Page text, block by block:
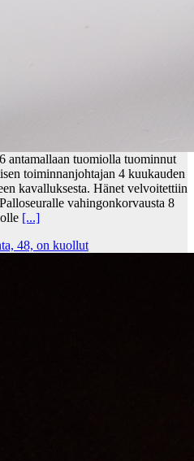
antamallaan tuomiolla tuominnut
toiminnanjohtajan 4 kuukauden
kavalluksesta. Hänet velvoitettiin
vahingonkorvausta 8
[...]
48, on kuollut